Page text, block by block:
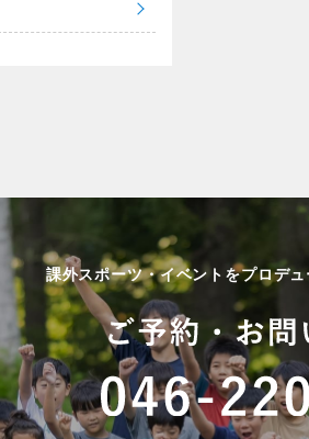
課外スポーツ・イベントをプロデ